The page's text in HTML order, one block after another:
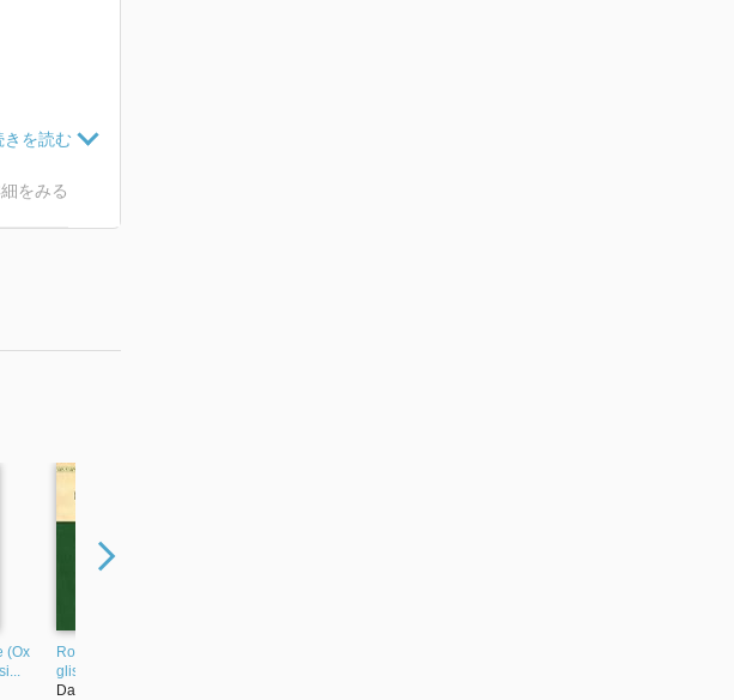
をみる
(Ox
Robinson Crusoe (En
glish Edition)
DanielD...